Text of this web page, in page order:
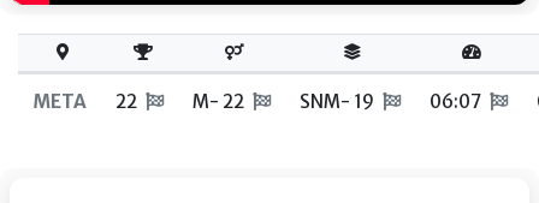
META 22 M- 22 SNM- 19 06:07